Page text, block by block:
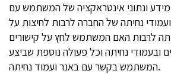
ונתוני אינטראקציה של המשתמש עם
נחיתה של החברה לרבות לחיצות על
לרבות האם המשתמש לחץ על קישורים
ובעמודי נחיתה וכל פעולה נוספת שביצע
המשתמש בקשר עם באנר ועמוד נחיתה.